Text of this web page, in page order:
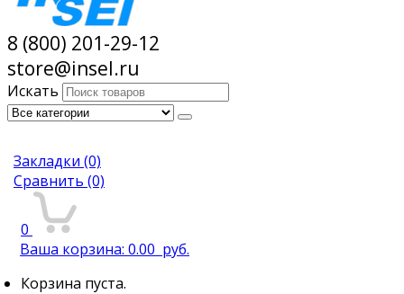
8 (800) 201-29-12
store@insel.ru
Искать
Закладки (0)
Сравнить (0)
0
Ваша корзина: 0.00 руб.
Корзина пуста.